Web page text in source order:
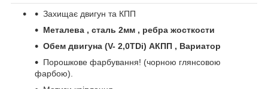
Захищає двигун та КПП
Металева , сталь 2мм , ребра жосткости
Обем двигуна (V- 2,0TDi) АКПП , Вариатор
Порошкове фарбування! (чорною глянсовою
фарбою).